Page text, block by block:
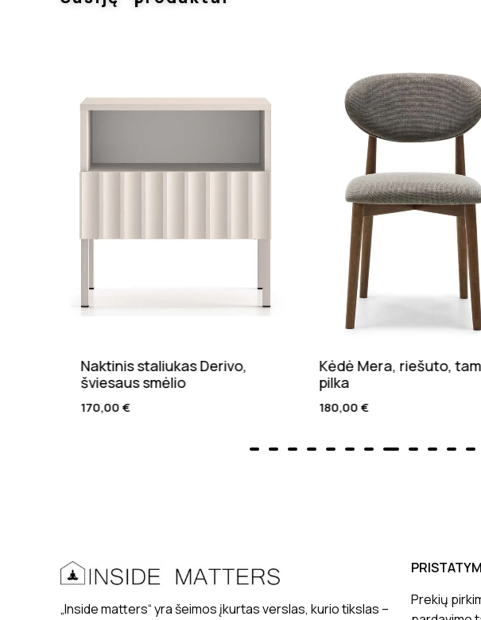
Naktinis staliukas Derivo,
šviesaus smėlio
170,00€
Kėdė Mera, riešuto,
pilka
180,00€
„Inside matters“ yra šeimos įkurtas verslas, kurio tikslas –
Prekių